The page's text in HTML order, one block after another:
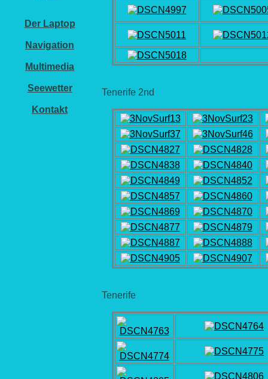
Der Laptop
Navigation
Multimedia
Seewetter
Kontakt
Tenerife 2nd
Tenerife